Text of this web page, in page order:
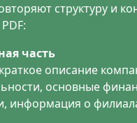
структуру и
часть
описание
основные
информация о